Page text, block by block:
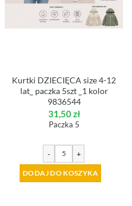
Kurtki DZIECIĘCA size 4-12
lat_ paczka 5szt _1 kolor
9836544
31,50zł
Paczka 5
- +
DODAJ DO KOSZYKA